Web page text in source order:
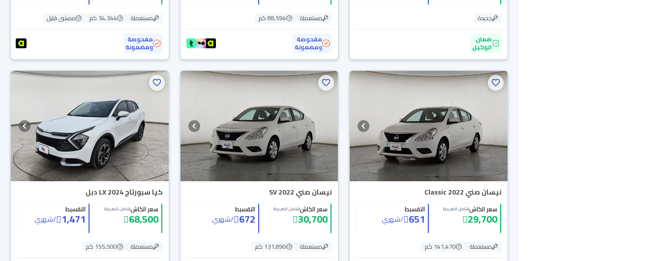
جديدة
ضمان
الوكيل
مستعملة
88,594 كم
مفحوصة
ومضمونة
مستعملة 34,344 كم
ممشى قليل
مفحوصة
ومضمونة
نيسان صني Classic 2022
سعر الكاش(شامل الضريبة)
29,700
التقسيط
651
/شهري
مستعملة
141,470 كم
نيسان صني SV 2022
سعر الكاش(شامل الضريبة)
30,700
التقسيط
672
/شهري
مستعملة
131,890 كم
كيا سبورتاج LX 2024 دبل
سعر الكاش(شامل الضريبة)
68,500
التقسيط
1,471
/شهري
مستعملة
155,500 كم